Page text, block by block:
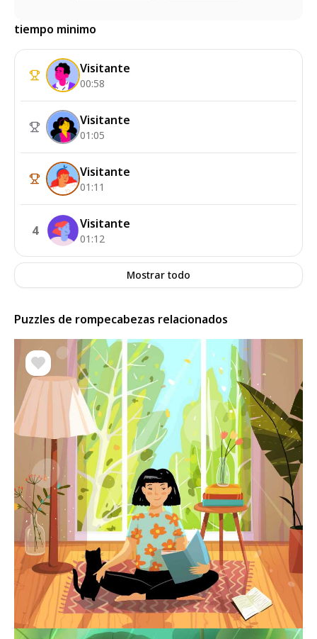
tiempo minimo
Visitante
00:58
Visitante
01:05
Visitante
01:11
4 Visitante
01:12
Mostrar todo
Puzzles de rompecabezas relacionados